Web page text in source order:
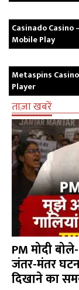
Casinado
Mobile Play
Metaspins
Player
ताज़ा खबरें
PM मोदी
जंतर-मंतर
दिखाने का